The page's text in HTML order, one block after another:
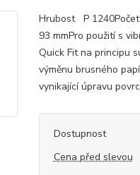
Hrubost P
93 mmPro použití s
Quick Fit na principu
výměnu brusného
vynikající úpravu
Dostupnost
Cena před slevou